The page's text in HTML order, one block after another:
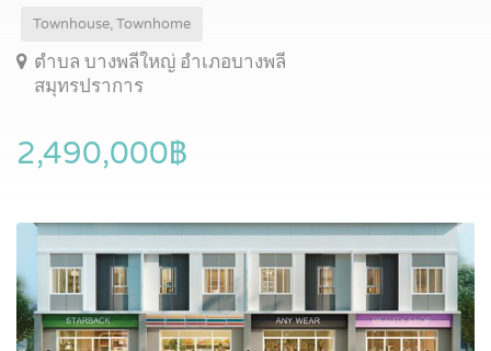
Townhouse, Townhome
ตำบล บางพลีใหญ่ อำเภอบางพลี
สมุทรปราการ
2,490,000฿